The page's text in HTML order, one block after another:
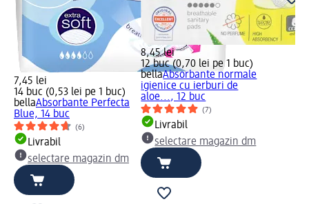
7,45 lei
14 buc (0,53 lei pe 1 buc)
bellaAbsorbante Perfecta
Blue, 14 buc
(6)
Livrabil
selectare magazin dm
8,45 lei
12 buc (0,70 lei pe 1 buc)
bellaAbsorbante normale
igienice cu ierburi de
aloe..., 12 buc
(7)
Livrabil
selectare magazin dm